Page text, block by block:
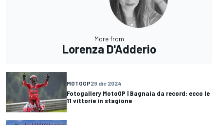
More from
Lorenza D'Adderio
MOTOGP29 dic 2024
Fotogallery MotoGP | Bagnaia da record: ecco le
11 vittorie in stagione